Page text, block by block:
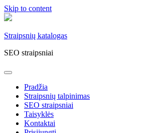
Skip to content
Straipsnių katalogas
SEO straipsniai
Pradžia
Straipsnių talpinimas
SEO straipsniai
Taisyklės
Kontaktai